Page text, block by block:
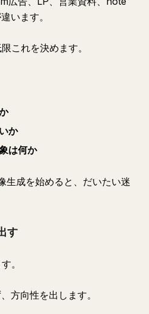
います。
これを決めます。
か
は何か
生成を始めると、だいたい迷
す
。
方向性を出します。